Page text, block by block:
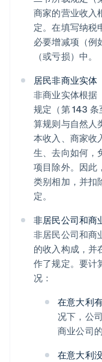
商家的营业收入
定。在填写纳税
必要增减项（例
（或亏损）中。
居民非商业实体
非商业实体根据
规定（第 143
算规则与自然人
本收入、商家收
生、去向如何，
项目除外。因此
类别相加，并扣
定。
非居民公司和商
非居民公司和商
的收入构成，并
作了规定。要计
况：
在意大利
况下，公
商业公司
在意大利